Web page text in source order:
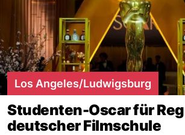
Los Angeles/Ludwigsburg
Studenten-Oscar für
deutscher Filmschule